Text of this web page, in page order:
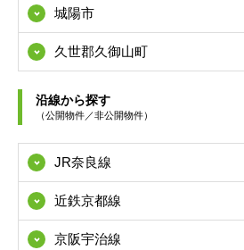
城陽市
久世郡久御山町
沿線から探す
（公開物件／非公開物件）
JR奈良線
近鉄京都線
京阪宇治線